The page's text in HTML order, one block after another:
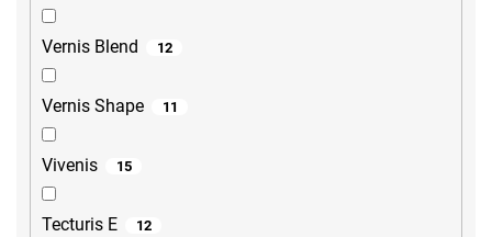
Vernis Blend 12
Vernis Shape 11
Vivenis 15
Tecturis E 12